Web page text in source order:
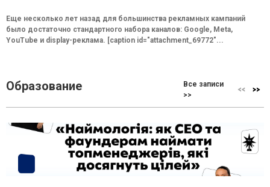
Еще несколько лет назад для большинства рекламных кампаний
было достаточно стандартного набора каналов: Google, Meta,
YouTube и display-реклама. [caption id="attachment_69772"...
Образование
Все записи
>>